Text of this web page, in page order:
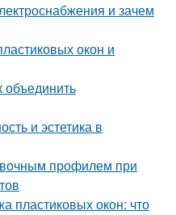
и зачем
окон и
объединить
и эстетика в
профилем при
пластиковых окон: что